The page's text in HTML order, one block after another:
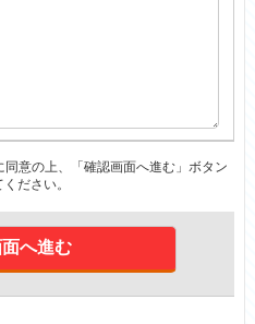
同意の上、「確認画面へ進む」ボタン
ださい。